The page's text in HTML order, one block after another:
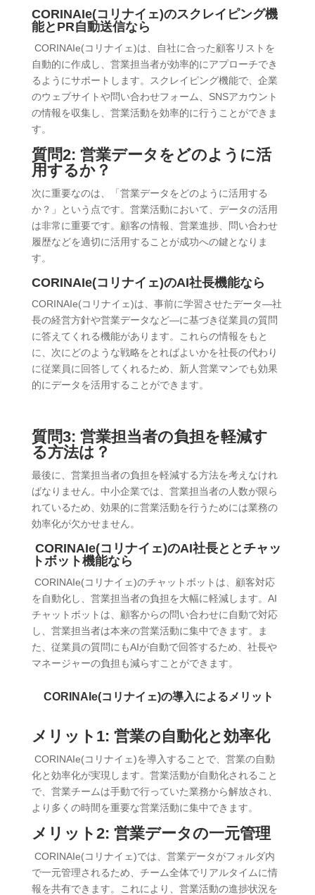
CORINAIe(コリナイェ)のスクレイピング機
能とPR自動送信なら
CORINAIe(コリナイェ)は、自社に合った顧客リストを
自動的に作成し、営業担当者が効率的にアプローチでき
るようにサポートします。スクレイピング機能で、企業
のウェブサイトや問い合わせフォーム、SNSアカウント
の情報を収集し、営業活動を効率的に行うことができま
す。
質問2: 営業データをどのように活
用するか？
次に重要なのは、「営業データをどのように活用する
か？」という点です。営業活動において、データの活用
は非常に重要です。顧客の情報、営業進捗、問い合わせ
履歴などを適切に活用することが成功への鍵となりま
す。
CORINAIe(コリナイェ)のAI社長機能なら
CORINAIe(コリナイェ)は、事前に学習させたデータ―社
長の経営方針や営業データなど―に基づき従業員の質問
に答えてくれる機能があります。これらの情報をもと
に、次にどのような戦略をとればよいかを社長の代わり
に従業員に回答してくれるため、新人営業マンでも効果
的にデータを活用することができます。
質問3: 営業担当者の負担を軽減す
る方法は？
最後に、営業担当者の負担を軽減する方法を考えなけれ
ばなりません。中小企業では、営業担当者の人数が限ら
れているため、効果的に営業活動を行うためには業務の
効率化が欠かせません。
CORINAIe(コリナイェ)のAI社長ととチャッ
トボット機能なら
CORINAIe(コリナイェ)のチャットボットは、顧客対応
を自動化し、営業担当者の負担を大幅に軽減します。AI
チャットボットは、顧客からの問い合わせに自動で対応
し、営業担当者は本来の営業活動に集中できます。ま
た、従業員の質問にもAIが自動で回答するため、社長や
マネージャーの負担も減らすことができます。
CORINAIe(コリナイェ)の導入によるメリット
メリット1: 営業の自動化と効率化
CORINAIe(コリナイェ)を導入することで、営業の自動
化と効率化が実現します。営業活動が自動化されること
で、営業チームは手動で行っていた業務から解放され、
より多くの時間を重要な営業活動に集中できます。
メリット2: 営業データの一元管理
CORINAIe(コリナイェ)では、営業データがフォルダ内
で一元管理されるため、チーム全体でリアルタイムに情
報を共有できます。これにより、営業活動の進捗状況を